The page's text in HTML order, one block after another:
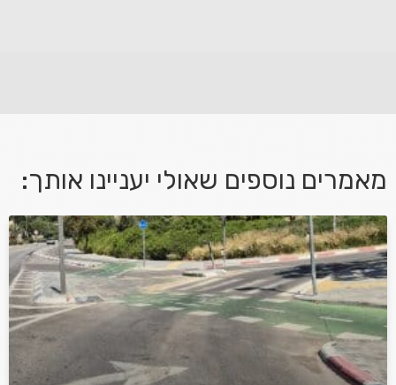
אני מאשר/ת קבלת דיוור במייל ושימוש בפרטים בהתאם
למדיניות הפרטיות
מאמרים נוספים שאולי יעניינו אותך: